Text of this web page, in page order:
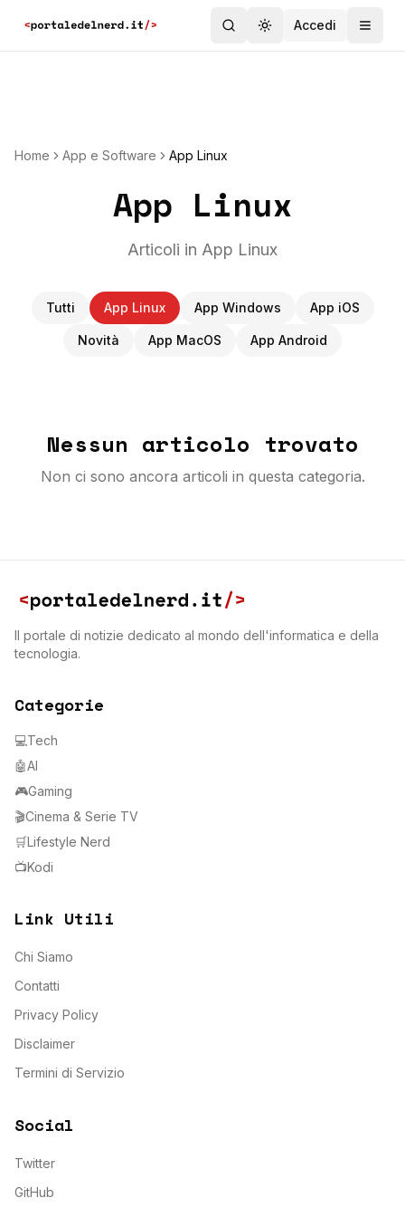
Toggle theme
Accedi
Home App e Software App Linux
App Linux
Articoli in App Linux
Tutti App Linux App Windows App iOS
Novità App MacOS App Android
Nessun articolo trovato
Non ci sono ancora articoli in questa categoria.
Il portale di notizie dedicato al mondo dell'informatica e della
tecnologia.
Categorie
💻Tech
🤖AI
🎮Gaming
🎬Cinema & Serie TV
🛒Lifestyle Nerd
📺Kodi
Link Utili
Chi Siamo
Contatti
Privacy Policy
Disclaimer
Termini di Servizio
Social
Twitter
GitHub